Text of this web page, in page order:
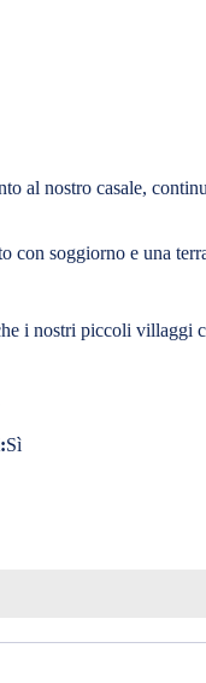
al nostro casale,
con soggiorno e una
i nostri piccoli villaggi
Sì